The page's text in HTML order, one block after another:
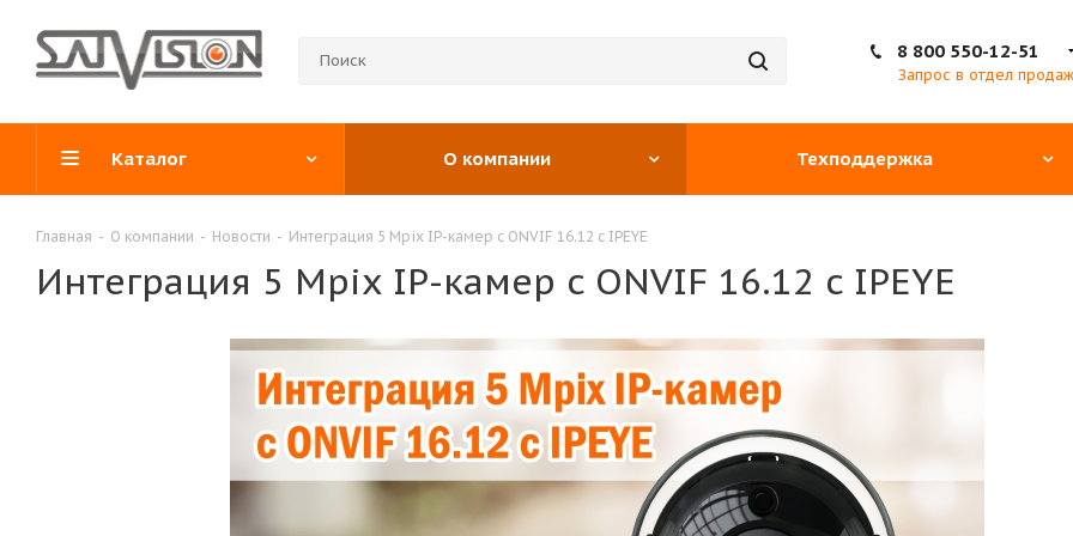
8 800 550-12-51
Запрос в отдел продаж
Каталог О компании Техподдержка
Главная - О компании - Новости - Интеграция 5 Mpix IP-камер c ONVIF 16.12 c IPEYE
Интеграция 5 Mpix IP-камер c ONVIF 16.12 c IPEYE